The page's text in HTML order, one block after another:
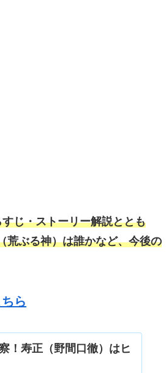
すじ・ストーリー解説ととも
荒ぶる神）は誰かなど、今後の
ら
！寿正（野間口徹）はヒ